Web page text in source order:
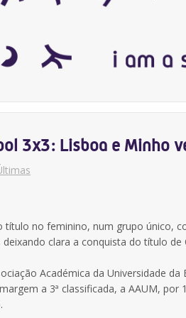
3x3: Lisboa e Minho
título no feminino, num grupo único,
clara a conquista do título de
Académica da Universidade
a 3ª classificada, a AAUM,